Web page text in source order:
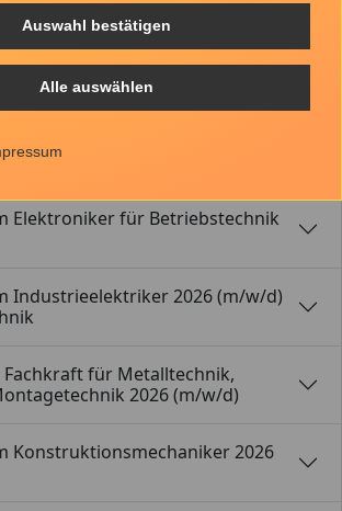
Industriemechaniker 2026
Maschinen- und
mann
Elektroniker für Betriebstechnik
Industrieelektriker 2026 (m/w/d)
für Metalltechnik,
2026 (m/w/d)
Konstruktionsmechaniker 2026
Auswahl bestätigen
Alle auswählen